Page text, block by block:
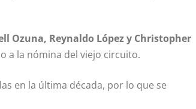
Ozuna, Reynaldo López y Christopher
a la nómina del viejo circuito.
en la última década, por lo que se